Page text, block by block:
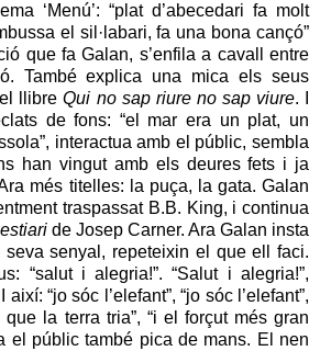
‘Menú’: “plat d’abecedari fa molt
el sil·labari, fa una bona cançó”
que fa Galan, s’enfila a cavall entre
També explica una mica els seus
el llibreQui no sap riure no sap viure. I
de fons: “el mar era un plat, un
interactua amb el públic, sembla
han vingut amb els deures fets i ja
més titelles: la puça, la gata. Galan
traspassat B.B. King, i continua
de Josep Carner. Ara Galan insta
senyal, repeteixin el que ell faci.
“salut i alegria!”. “Salut i alegria!”,
“jo sóc l’elefant”, “jo sóc l’elefant”,
la terra tria”, “i el forçut més gran
el públic també pica de mans. El nen